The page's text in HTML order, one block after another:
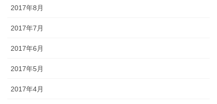
2017年8月
2017年7月
2017年6月
2017年5月
2017年4月